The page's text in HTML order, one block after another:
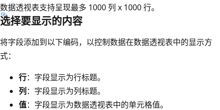
数据透视表支持呈现最多 1000 列 x 1000 行。
选择要显示的内容
将字段添加到以下编码，以控制数据在数据透视表中的显示方
式：
行：字段显示为行标题。
列 ：字段显示为列标题。
值：字段显示为数据透视表中的单元格值。